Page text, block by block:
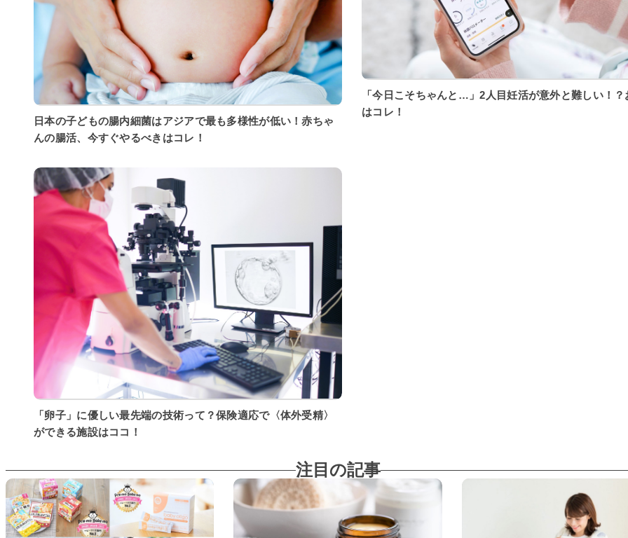
日本の子どもの腸内細菌はアジアで最も多様性が低い！赤ちゃ
んの腸活、今すぐやるべきはコレ！
「今日こそちゃんと…」2人目妊活が意外と難しい！？
はコレ！
「卵子」に優しい最先端の技術って？保険適応で〈体外受精〉
ができる施設はココ！
注目の記事